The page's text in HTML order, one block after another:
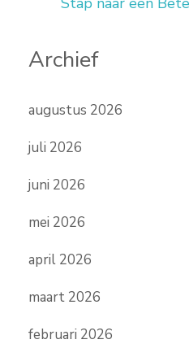
Archief
augustus 2026
juli 2026
juni 2026
mei 2026
april 2026
maart 2026
februari 2026